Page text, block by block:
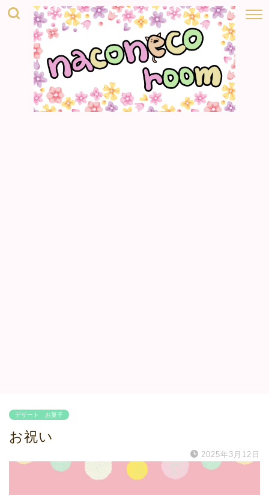
デザート お菓子
お祝い
2025年3月12日